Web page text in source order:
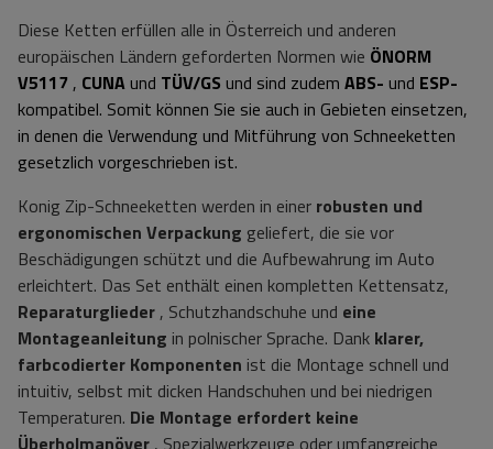
Diese Ketten erfüllen alle in Österreich und anderen
europäischen Ländern geforderten Normen wie ÖNORM
V5117 , CUNAund TÜV/GS und sind zudem ABS- und ESP-
kompatibel. Somit können Sie sie auch in Gebieten einsetzen,
in denen die Verwendung und Mitführung von Schneeketten
gesetzlich vorgeschrieben ist.
Konig Zip-Schneeketten werden in einer robusten und
ergonomischen Verpackung geliefert, die sie vor
Beschädigungen schützt und die Aufbewahrung im Auto
erleichtert. Das Set enthält einen kompletten Kettensatz,
Reparaturglieder , Schutzhandschuhe und eine
Montageanleitung in polnischer Sprache. Dank klarer,
farbcodierter Komponenten ist die Montage schnell und
intuitiv, selbst mit dicken Handschuhen und bei niedrigen
Temperaturen. Die Montage erfordert keine
Überholmanöver , Spezialwerkzeuge oder umfangreiche